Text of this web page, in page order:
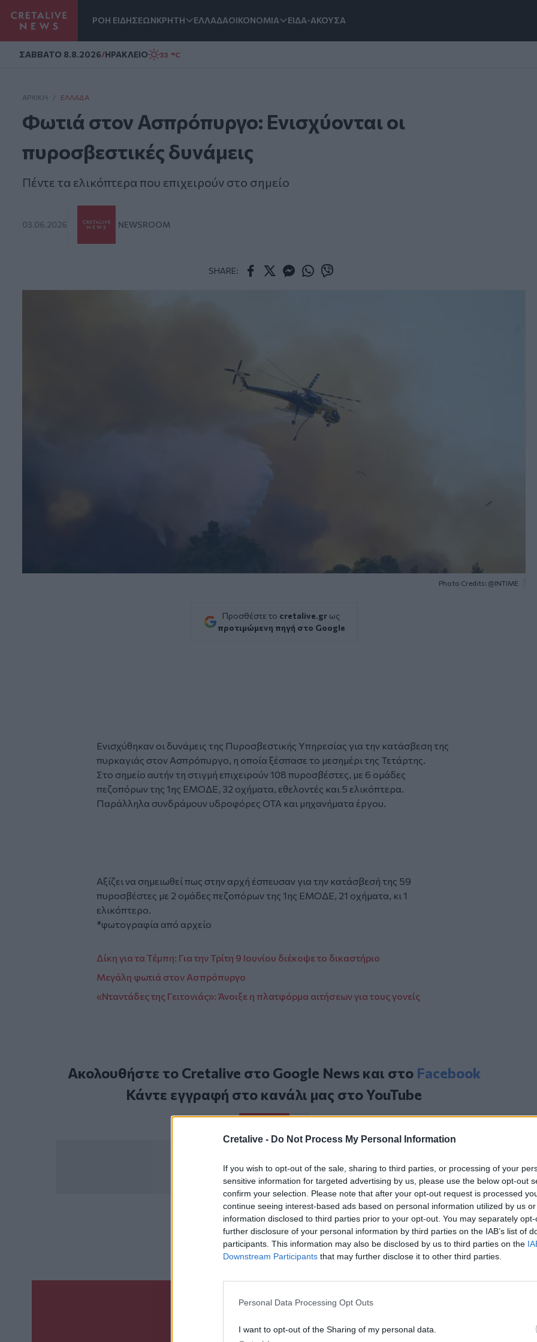
Cretalive - Do Not Process My Personal Information
If you wish to opt-out of the sale, sharing to third parties, or processing of your
sensitive information for targeted advertising by us, please use the below opt-out
confirm your selection. Please note that after your opt-out request is processed
continue seeing interest-based ads based on personal information utilized by us
information disclosed to third parties prior to your opt-out. You may separately
further disclosure of your personal information by third parties on the IAB’s list of
participants. This information may also be disclosed by us to third parties on the
Downstream Participants that may further disclose it to other third parties.
Personal Data Processing Opt Outs
I want to opt-out of the Sharing of my personal data.
ΡΟΗ ΕΙΔΗΣΕΩΝΚΡΗΤΗ ΕΛΛΑΔΑΟΙΚΟΝΟΜΙΑ ΕΙΔΑ-ΑΚΟΥΣΑ
ΣAΒΒΑΤΟ 8.8.2026/ΗΡΑΚΛΕΙΟ 33 °C
ΑΡΧΙΚΗ / ΕΛΛΆΔΑ
Φωτιά στον Ασπρόπυργο: Ενισχύονται οι
πυροσβεστικές δυνάμεις
Πέντε τα ελικόπτερα που επιχειρούν στο σημείο
03.06.2026 NEWSROOM
SHARE:
Photo Credits: @INTIME
Προσθέστε το cretalive.gr ως
προτιμώμενη πηγή στο Google
Ενισχύθηκαν οι δυνάμεις της Πυροσβεστικής Υπηρεσίας για την κατάσβεση της
πυρκαγιάς στον Ασπρόπυργο, η οποία ξέσπασε το μεσημέρι της Τετάρτης.
Στο σημείο αυτήν τη στιγμή επιχειρούν 108 πυροσβέστες, με 6 ομάδες
πεζοπόρων της 1ης ΕΜΟΔΕ, 32 οχήματα, εθελοντές και 5 ελικόπτερα.
Παράλληλα συνδράμουν υδροφόρες ΟΤΑ και μηχανήματα έργου.
Αξίζει να σημειωθεί πως στην αρχή έσπευσαν για την κατάσβεσή της 59
πυροσβέστες με 2 ομάδες πεζοπόρων της 1ης ΕΜΟΔΕ, 21 οχήματα, κι 1
ελικόπτερο.
*φωτογραφία από αρχείο
Δίκη για τα Τέμπη: Για την Τρίτη 9 Ιουνίου διέκοψε το δικαστήριο
Μεγάλη φωτιά στον Ασπρόπυργο
«Νταντάδες της Γειτονιάς»: Άνοιξε η πλατφόρμα αιτήσεων για τους γονείς
Ακολουθήστε το Cretalive στο Google Newsκαι στο Facebook
Κάντε εγγραφή στο κανάλι μας στοYouTube
Ασπρόπυργος
Φωτιά
ΣΤΕΊΛΕ ΤΗΝ ΕΊΔΗΣΗ